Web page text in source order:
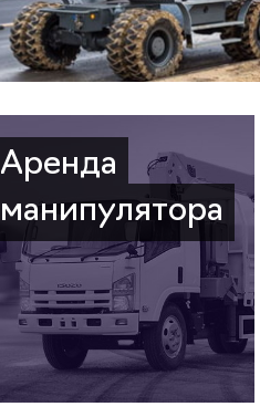
Аренда
манипулятора